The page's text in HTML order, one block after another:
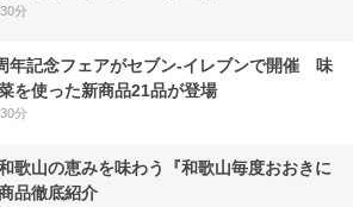
分
年記念フェアがセブン-イレブンで開催 味
を使った新商品21品が登場
分
歌山の恵みを味わう『和歌山毎度おおきに
品徹底紹介